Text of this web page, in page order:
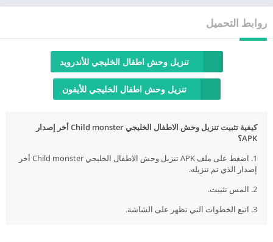
روابط التحميل
تنزيل وحش اطفال الخليجي للأندرويد
تنزيل وحش اطفال الخليجي للأيفون
كيفية تثبيت تنزيل وحش الاطفال الخليجي Child monster أخر إصدار
APK؟
1. اضغط على ملف APK تنزيل وحش الاطفال الخليجي Child monster أخر
إصدار الذي تم تنزيله.
2. المس تثبيت.
3. اتبع الخطوات التي تظهر على الشاشة.